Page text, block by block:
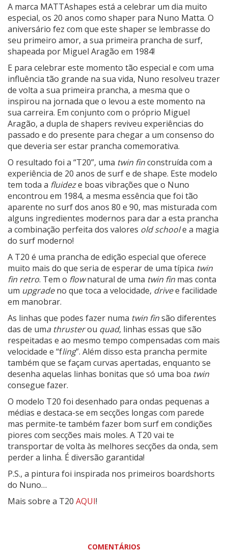
A marca MATTAshapes está a celebrar um dia muito
especial, os 20 anos como shaper para Nuno Matta. O
aniversário fez com que este shaper se lembrasse do
seu primeiro amor, a sua primeira prancha de surf,
shapeada por Miguel Aragão em 1984!
E para celebrar este momento tão especial e com uma
influência tão grande na sua vida, Nuno resolveu trazer
de volta a sua primeira prancha, a mesma que o
inspirou na jornada que o levou a este momento na
sua carreira. Em conjunto com o próprio Miguel
Aragão, a dupla de shapers reviveu experiências do
passado e do presente para chegar a um consenso do
que deveria ser estar prancha comemorativa.
O resultado foi a “T20”, uma twin finconstruída com a
experiência de 20 anos de surf e de shape. Este modelo
tem toda a fluideze boas vibrações que o Nuno
encontrou em 1984, a mesma essência que foi tão
aparente no surf dos anos 80 e 90, mas misturada com
alguns ingredientes modernos para dar a esta prancha
a combinação perfeita dos valores old schoole a magia
do surf moderno!
A T20 é uma prancha de edição especial que oferece
muito mais do que seria de esperar de uma típica twin
fin retro. Tem o flownatural de uma twin fin mas conta
um upgradeno que toca a velocidade, drivee facilidade
em manobrar.
As linhas que podes fazer numa twin finsão diferentes
das de uma thrusterou quad, linhas essas que são
respeitadas e ao mesmo tempo compensadas com mais
velocidade e “fling”. Além disso esta prancha permite
também que se façam curvas apertadas, enquanto se
desenha aquelas linhas bonitas que só uma boa twin
consegue fazer.
O modelo T20 foi desenhado para ondas pequenas a
médias e destaca-se em secções longas com parede
mas permite-te também fazer bom surf em condições
piores com secções mais moles. A T20 vai te
transportar de volta às melhores secções da onda, sem
perder a linha. É diversão garantida!
P.S., a pintura foi inspirada nos primeiros boardshorts
do Nuno…
Mais sobre a T20 AQUI!
COMENTÁRIOS